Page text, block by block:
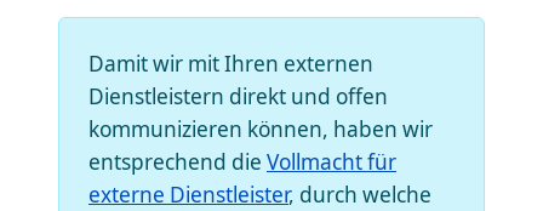
Damit wir mit Ihren externen
Dienstleistern direkt und offen
kommunizieren können, haben wir
entsprechend die Vollmacht für
externe Dienstleister, durch welche